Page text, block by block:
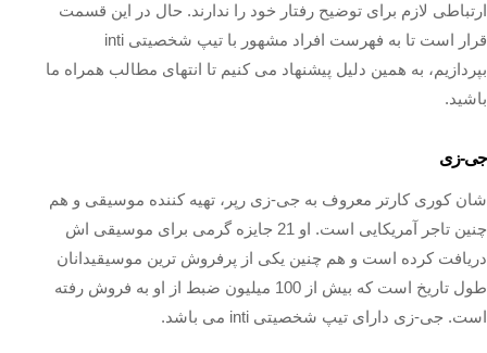
ارتباطی لازم برای توضیح رفتار خود را ندارند. حال در این قسمت
قرار است تا به فهرست افراد مشهور با تیپ شخصیتی inti
بپردازیم، به همین دلیل پیشنهاد می کنیم تا انتهای مطالب همراه ما
باشید.
جی-زی
شان کوری کارتر معروف به جی-زی رپر، تهیه‌ کننده موسیقی و هم
چنین تاجر آمریکایی است. او 21 جایزه گرمی برای موسیقی‌ اش
دریافت کرده‌ است و هم چنین یکی از پرفروش‌ ترین موسیقیدانان
طول تاریخ است که بیش از 100 میلیون ضبط از او به فروش رفته‌
است. جی-زی دارای تیپ شخصیتی inti می باشد.